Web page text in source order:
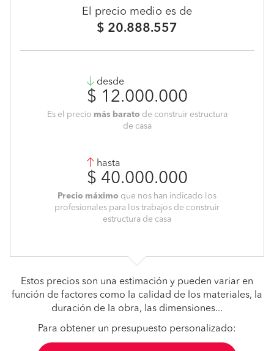
El precio medio es de
$ 20.888.557
desde
$ 12.000.000
Es el precio más barato de construir estructura
de casa
hasta
$ 40.000.000
Precio máximo que nos han indicado los
profesionales para los trabajos de construir
estructura de casa
Estos precios son una estimación y pueden variar en
función de factores como la calidad de los materiales, la
duración de la obra, las dimensiones...
Para obtener un presupuesto personalizado: